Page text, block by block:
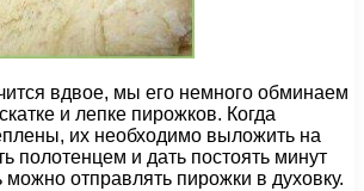
вдвое, мы его немного обминаем
и лепке пирожков. Когда
их необходимо выложить на
полотенцем и дать постоять минут
отправлять пирожки в духовку.